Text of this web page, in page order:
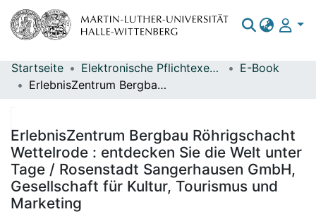
Bereiche & Sammlungen
Statistiken
Startseite Elektronische Pflichtexemplare
E-Book
ErlebnisZentrum Bergbau Röhrigschacht Wettelrode : entdecken Sie die Welt unter Tage / Rosenstadt Sangerhausen GmbH, Gesellschaft für Kultur, Tourismus und Marketing
ErlebnisZentrum Bergbau Röhrigschacht
Wettelrode : entdecken Sie die Welt unter
Tage / Rosenstadt Sangerhausen GmbH,
Gesellschaft für Kultur, Tourismus und
Marketing